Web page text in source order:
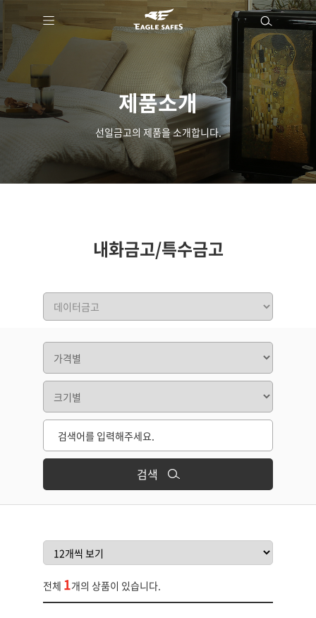
제품소개
선일금고의 제품을 소개합니다.
내화금고/특수금고
검색
전체 1개의 상품이 있습니다.